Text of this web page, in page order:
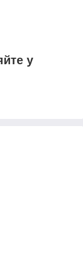
у